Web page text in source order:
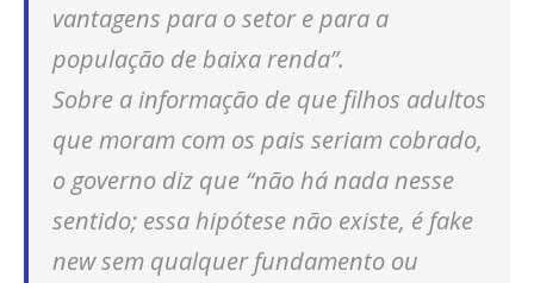
vantagens para o setor e para a
população de baixa renda”.
Sobre a informação de que filhos adultos
que moram com os pais seriam cobrado,
o governo diz que “não há nada nesse
sentido; essa hipótese não existe, é fake
newsem qualquer fundamento ou